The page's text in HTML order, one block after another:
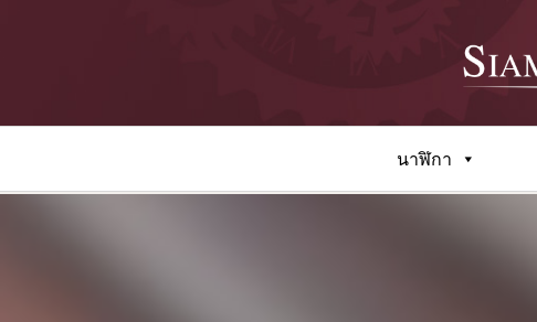
นาฬิกา